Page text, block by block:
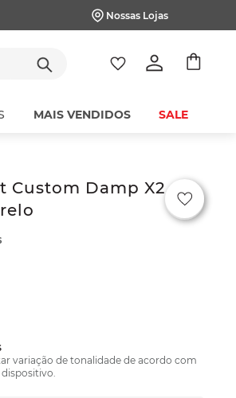
Nossas Lojas
MAIS VENDIDOS SALE
Damp X2
variação de tonalidade de acordo com